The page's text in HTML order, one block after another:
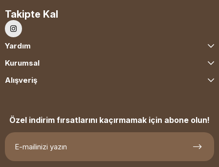
Takipte Kal
Yardım
Kurumsal
Alışveriş
Özel indirim fırsatlarını kaçırmamak için abone olun!